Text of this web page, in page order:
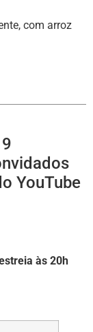
com arroz
YouTube
às 20h